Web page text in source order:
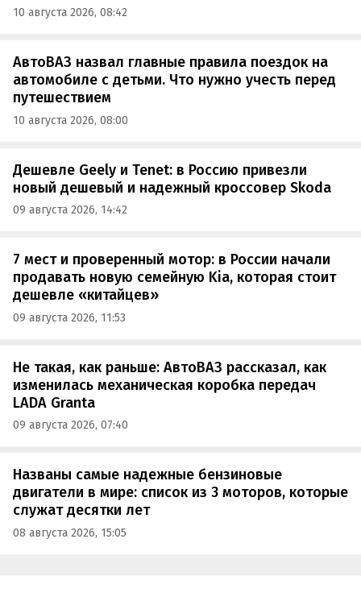
10 августа 2026, 08:42
АвтоВАЗ назвал главные правила поездок на
автомобиле с детьми. Что нужно учесть перед
путешествием
10 августа 2026, 08:00
Дешевле Geely и Tenet: в Россию привезли
новый дешевый и надежный кроссовер Skoda
09 августа 2026, 14:42
7 мест и проверенный мотор: в России начали
продавать новую семейную Kia, которая стоит
дешевле «китайцев»
09 августа 2026, 11:53
Не такая, как раньше: АвтоВАЗ рассказал, как
изменилась механическая коробка передач
LADA Granta
09 августа 2026, 07:40
Названы самые надежные бензиновые
двигатели в мире: список из 3 моторов, которые
служат десятки лет
08 августа 2026, 15:05